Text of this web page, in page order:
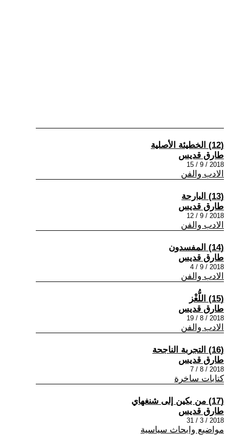
(12) الخطيئة الأصلية
طارق قديس
2018 / 9 / 15
الادب والفن
(13) البارحة
طارق قديس
2018 / 9 / 12
الادب والفن
(14) المفسدون
طارق قديس
2018 / 9 / 4
الادب والفن
(15) اللُّغْز
طارق قديس
2018 / 8 / 19
الادب والفن
(16) التجربة الناجحة
طارق قديس
2018 / 8 / 7
كتابات ساخرة
(17) من بكين إلى شنغهاي
طارق قديس
2018 / 3 / 31
مواضيع وابحاث سياسية